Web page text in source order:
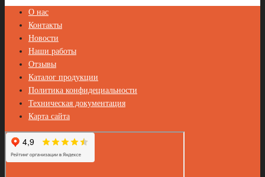
О нас
Контакты
Новости
Наши работы
Отзывы
Каталог продукции
Политика конфидециальности
Техническая документация
Карта сайта